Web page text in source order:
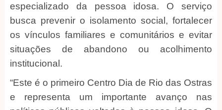
especializado da pessoa idosa. O serviço
busca prevenir o isolamento social, fortalecer
os vínculos familiares e comunitários e evitar
situações de abandono ou acolhimento
institucional.
“Este é o primeiro Centro Dia de Rio das Ostras
e representa um importante avanço nas